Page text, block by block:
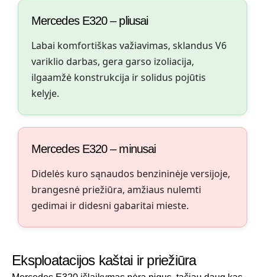
Mercedes E320 – pliusai
Labai komfortiškas važiavimas, sklandus V6
variklio darbas, gera garso izoliacija,
ilgaamžė konstrukcija ir solidus pojūtis
kelyje.
Mercedes E320 – minusai
Didelės kuro sąnaudos benzininėje versijoje,
brangesnė priežiūra, amžiaus nulemti
gedimai ir didesni gabaritai mieste.
Eksploatacijos kaštai ir priežiūra